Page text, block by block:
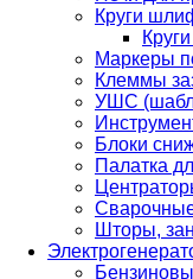
Круги
Маркеры
Клеммы
УШС
Блоки
Палатка
Шторы,